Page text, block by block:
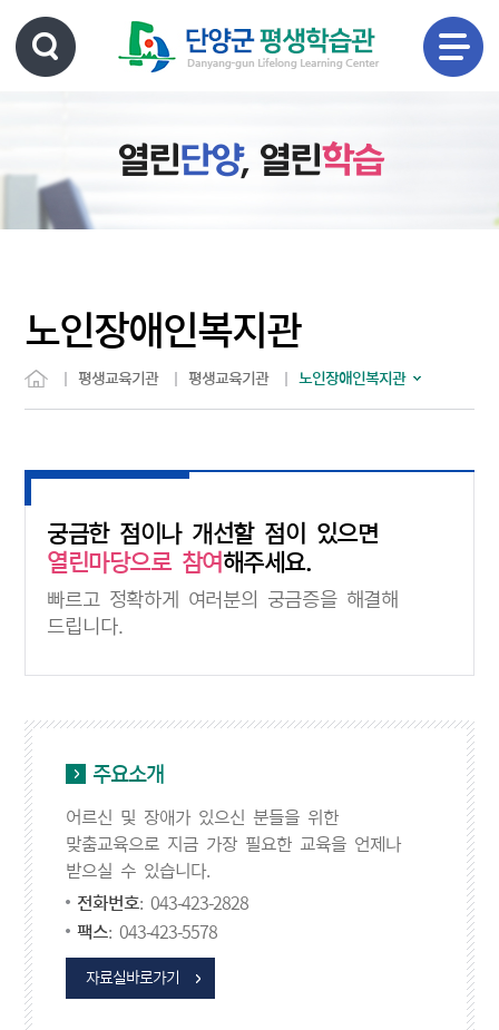
열린단양, 열린학습
노인장애인복지관
평생교육기관 평생교육기관 노인장애인복지관
궁금한 점이나 개선할 점이 있으면
열린마당으로 참여해주세요.
빠르고 정확하게 여러분의 궁금증을 해결해
드립니다.
주요소개
어르신 및 장애가 있으신 분들을 위한
맞춤교육으로 지금 가장 필요한 교육을 언제나
받으실 수 있습니다.
전화번호: 043-423-2828
팩스: 043-423-5578
자료실바로가기